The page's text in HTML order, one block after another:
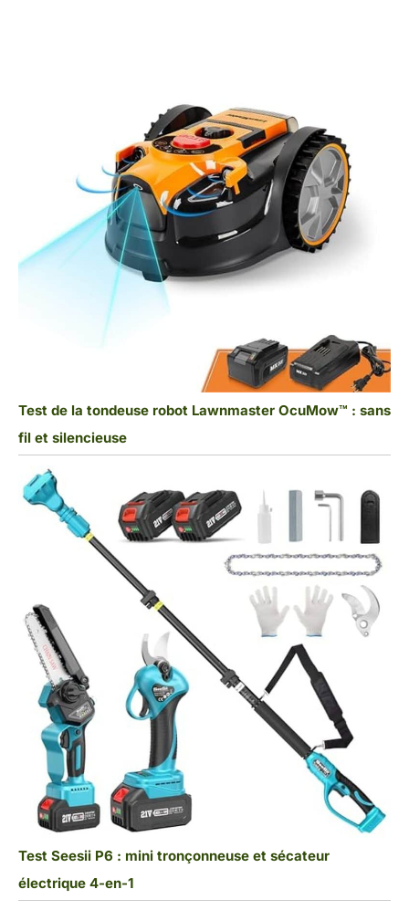
Test de la tondeuse robot Lawnmaster OcuMow™ : sans
fil et silencieuse
Test Seesii P6 : mini tronçonneuse et sécateur
électrique 4-en-1